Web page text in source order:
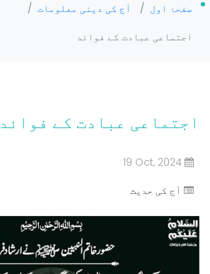
صفحۂ اول / آج کی دینی معلومات /
اجتماعی عبادت کے فوائد
اجتماعی عبادت کے فوائد
19 Oct, 2024
آج کی حدیث